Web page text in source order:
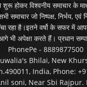
होकर विश्वनीय समाचार के
समाचार जो निष्पक्ष, निर्भय, एवं
रहा है।इतने वर्षो के सफर में
भी अपेक्षा करते हैं। प्रधान
PhonePe - 8889877500
Bhilai, New
India, Phone:
soni, Near Sbi